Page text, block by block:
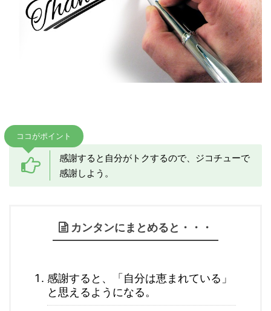
ココがポイント
感謝すると自分がトクするので、ジコチューで
感謝しよう。
カンタンにまとめると・・・
感謝すると、「自分は恵まれている」
と思えるようになる。